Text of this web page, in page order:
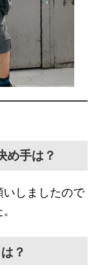
め手は？
しましたので
？